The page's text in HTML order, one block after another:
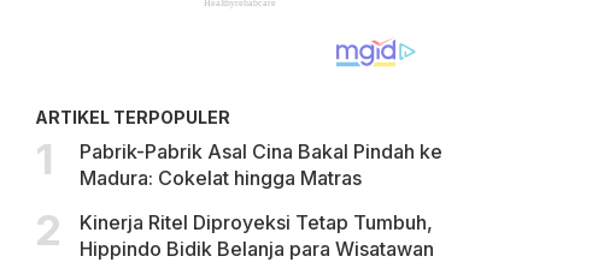
ARTIKEL TERPOPULER
Pabrik-Pabrik Asal Cina Bakal Pindah ke
Madura: Cokelat hingga Matras
Kinerja Ritel Diproyeksi Tetap Tumbuh,
Hippindo Bidik Belanja para Wisatawan